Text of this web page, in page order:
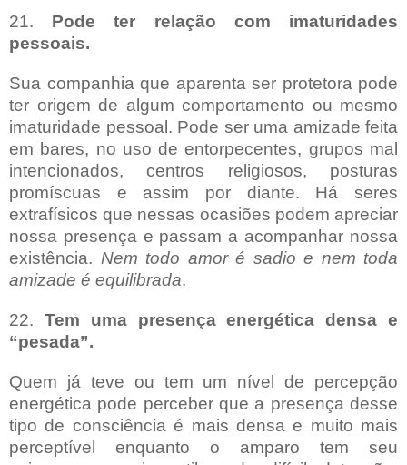
21. Pode ter relação com imaturidades
pessoais.
Sua companhia que aparenta ser protetora pode
ter origem de algum comportamento ou mesmo
imaturidade pessoal. Pode ser uma amizade feita
em bares, no uso de entorpecentes, grupos mal
intencionados, centros religiosos, posturas
promíscuas e assim por diante. Há seres
extrafísicos que nessas ocasiões podem apreciar
nossa presença e passam a acompanhar nossa
existência. Nem todo amor é sadio e nem toda
amizade é equilibrada.
22. Tem uma presença energética densa e
“pesada”.
Quem já teve ou tem um nível de percepção
energética pode perceber que a presença desse
tipo de consciência é mais densa e muito mais
perceptível enquanto o amparo tem seu